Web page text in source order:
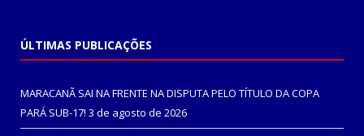
ÚLTIMAS PUBLICAÇÕES
MARACANÃ SAI NA FRENTE NA DISPUTA PELO TÍTULO DA COPA
PARÁ SUB-17! 3 de agosto de 2026